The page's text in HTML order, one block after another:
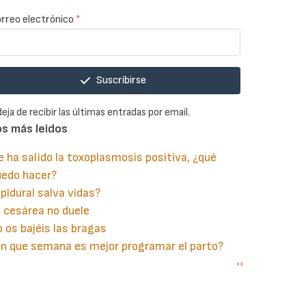
electrónico *
Suscribirse
de recibir las últimas entradas por email.
más leidos
ha salido la toxoplasmosis positiva, ¿qué
hacer?
salva vidas?
cesárea no duele
os bajéis las bragas
que semana es mejor programar el parto?
Siguiente
››